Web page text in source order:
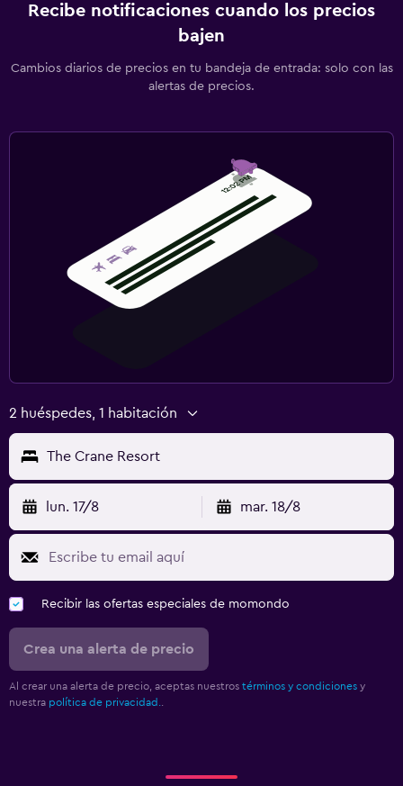
Recibe notificaciones cuando los precios
bajen
Cambios diarios de precios en tu bandeja de entrada: solo con las
alertas de precios.
2 huéspedes, 1 habitación
The Crane Resort
lun. 17/8 mar. 18/8
Recibir las ofertas especiales de momondo
Crea una alerta de precio
Al crear una alerta de precio, aceptas nuestros términos y condiciones y
nuestra política de privacidad.